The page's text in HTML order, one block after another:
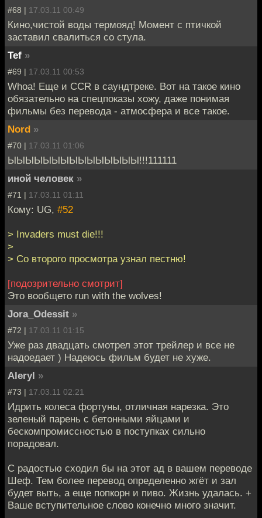
#68 | 17.03.11 00:49
Кино,чистой воды термояд! Момент с птичкой
заставил свалиться со стула.
Tef »
#69 | 17.03.11 00:53
Whoa! Еще и CCR в саундтреке. Вот на такое кино
обязательно на спецпоказы хожу, даже понимая
фильмы без перевода - атмосфера и все такое.
Nord »
#70 | 17.03.11 01:06
ЫЫЫЫЫЫЫЫЫЫЫЫЫЫЫ!!!111111
иной человек »
#71 | 17.03.11 01:11
Кому: UG, #52
> Invaders must die!!!
>
> Со второго просмотра узнал пестню!
[подозрительно смотрит]
Это вообщето run with the wolves!
Jora_Odessit »
#72 | 17.03.11 01:15
Уже раз двадцать смотрел этот трейлер и все не
надоедает ) Надеюсь фильм будет не хуже.
Aleryl »
#73 | 17.03.11 02:21
Идрить колеса фортуны, отличная нарезка. Это
зеленый парень с бетонными яйцами и
бескомпромиссностью в поступках сильно
порадовал.
С радостью сходил бы на этот ад в вашем переводе
Шеф. Тем более перевод определенно жгёт и зал
будет выть, а еще попкорн и пиво. Жизнь удалась. +
Ваше вступительное слово конечно много значит.